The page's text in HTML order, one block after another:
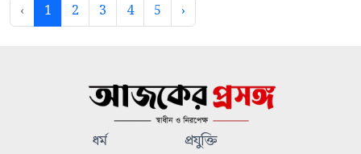
‹ 1 2 3 4 5 ›
ধর্ম
প্রযুক্তি